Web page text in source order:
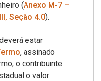
(Anexo M-7 –
Seção 4.0).
estar
, assinado
o contribuinte
o valor